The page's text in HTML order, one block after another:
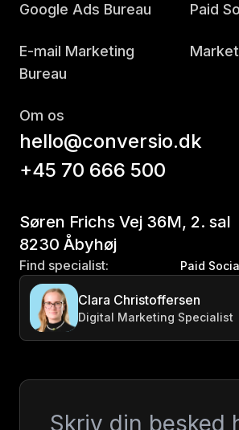
Google Ads Bureau Paid
E-mail Marketing
Bureau
Om os
hello@conversio.dk
+45 70 666 500
Søren Frichs Vej 36M, 2. sal
8230 Åbyhøj
Find specialist: Paid
Clara Christoffersen
Digital Marketing Specialist